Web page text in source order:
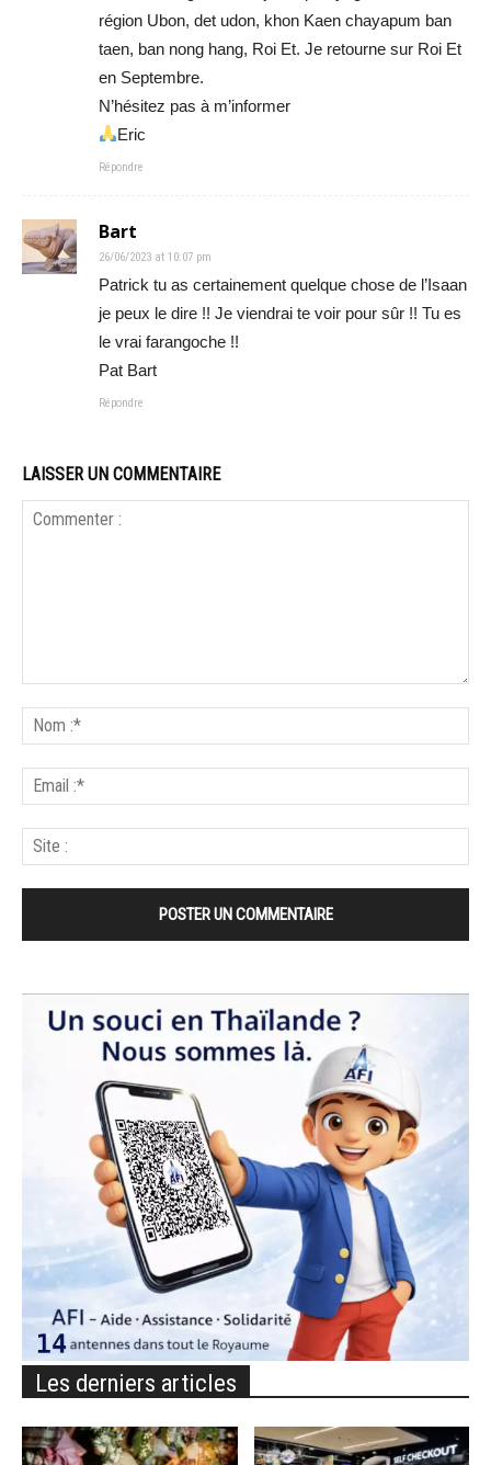
région Ubon, det udon, khon Kaen chayapum ban
taen, ban nong hang, Roi Et. Je retourne sur Roi Et
en Septembre.
N’hésitez pas à m’informer
Eric
Répondre
Bart
26/06/2023 at 10:07 pm
Patrick tu as certainement quelque chose de l’Isaan
je peux le dire !! Je viendrai te voir pour sûr !! Tu es
le vrai farangoche !!
Pat Bart
Répondre
LAISSER UN COMMENTAIRE
Les derniers articles